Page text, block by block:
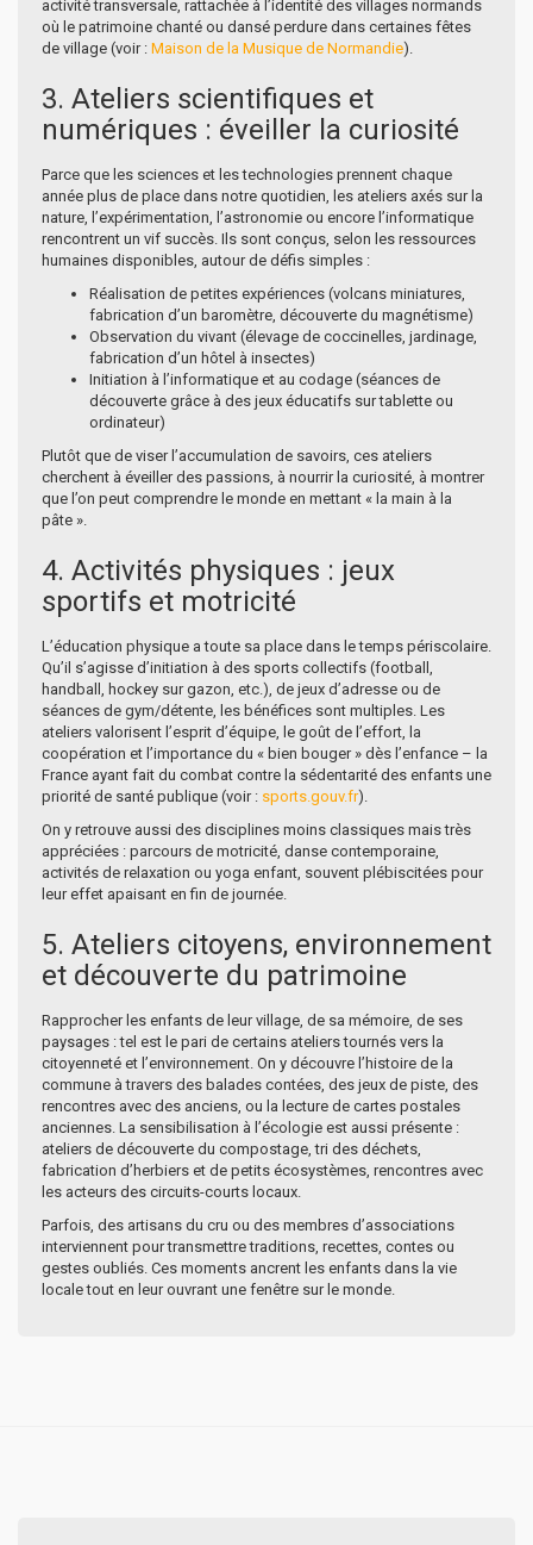
activité transversale, rattachée à l’identité des villages normands
où le patrimoine chanté ou dansé perdure dans certaines fêtes
de village (voir : Maison de la Musique de Normandie).
3. Ateliers scientifiques et
numériques : éveiller la curiosité
Parce que les sciences et les technologies prennent chaque
année plus de place dans notre quotidien, les ateliers axés sur la
nature, l’expérimentation, l’astronomie ou encore l’informatique
rencontrent un vif succès. Ils sont conçus, selon les ressources
humaines disponibles, autour de défis simples :
Réalisation de petites expériences (volcans miniatures,
fabrication d’un baromètre, découverte du magnétisme)
Observation du vivant (élevage de coccinelles, jardinage,
fabrication d’un hôtel à insectes)
Initiation à l’informatique et au codage (séances de
découverte grâce à des jeux éducatifs sur tablette ou
ordinateur)
Plutôt que de viser l’accumulation de savoirs, ces ateliers
cherchent à éveiller des passions, à nourrir la curiosité, à montrer
que l’on peut comprendre le monde en mettant « la main à la
pâte ».
4. Activités physiques : jeux
sportifs et motricité
L’éducation physique a toute sa place dans le temps périscolaire.
Qu’il s’agisse d’initiation à des sports collectifs (football,
handball, hockey sur gazon, etc.), de jeux d’adresse ou de
séances de gym/détente, les bénéfices sont multiples. Les
ateliers valorisent l’esprit d’équipe, le goût de l’effort, la
coopération et l’importance du « bien bouger » dès l’enfance – la
France ayant fait du combat contre la sédentarité des enfants une
priorité de santé publique (voir : sports.gouv.fr).
On y retrouve aussi des disciplines moins classiques mais très
appréciées : parcours de motricité, danse contemporaine,
activités de relaxation ou yoga enfant, souvent plébiscitées pour
leur effet apaisant en fin de journée.
5. Ateliers citoyens, environnement
et découverte du patrimoine
Rapprocher les enfants de leur village, de sa mémoire, de ses
paysages : tel est le pari de certains ateliers tournés vers la
citoyenneté et l’environnement. On y découvre l’histoire de la
commune à travers des balades contées, des jeux de piste, des
rencontres avec des anciens, ou la lecture de cartes postales
anciennes. La sensibilisation à l’écologie est aussi présente :
ateliers de découverte du compostage, tri des déchets,
fabrication d’herbiers et de petits écosystèmes, rencontres avec
les acteurs des circuits-courts locaux.
Parfois, des artisans du cru ou des membres d’associations
interviennent pour transmettre traditions, recettes, contes ou
gestes oubliés. Ces moments ancrent les enfants dans la vie
locale tout en leur ouvrant une fenêtre sur le monde.